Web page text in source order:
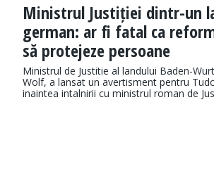
Ministrul Justiției dintr-un
german: ar fi fatal ca
să protejeze persoane
Ministrul de Justitie al landului Baden-
Wolf, a lansat un avertisment pentru
inaintea intalnirii cu ministrul roman de